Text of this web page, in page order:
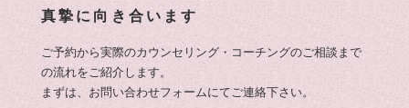
真摯に向き合います
ご予約から実際のカウンセリング・コーチングのご相談まで
の流れをご紹介します。
まずは、お問い合わせフォームにてご連絡下さい。